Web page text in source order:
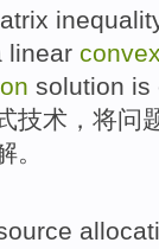
linear
solution is
技术 ， 将问
。